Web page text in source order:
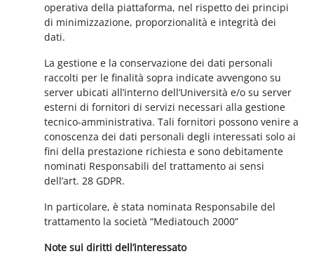
operativa della piattaforma, nel rispetto dei principi
di minimizzazione, proporzionalità e integrità dei
dati.
La gestione e la conservazione dei dati personali
raccolti per le finalità sopra indicate avvengono su
server ubicati all’interno dell’Università e/o su server
esterni di fornitori di servizi necessari alla gestione
tecnico-amministrativa. Tali fornitori possono venire a
conoscenza dei dati personali degli interessati solo ai
fini della prestazione richiesta e sono debitamente
nominati Responsabili del trattamento ai sensi
dell’art. 28 GDPR.
In particolare, è stata nominata Responsabile del
trattamento la società “Mediatouch 2000”
Note sui diritti dell’interessato